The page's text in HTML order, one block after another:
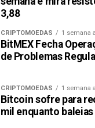
3,88
CRIPTOMOEDAS 1 semana
BitMEX Fecha
de Problemas
CRIPTOMOEDAS 1 semana
Bitcoin sofre para
mil enquanto